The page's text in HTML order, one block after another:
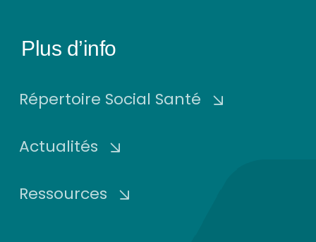
Plus d’info
Répertoire Social Santé
Actualités
Ressources